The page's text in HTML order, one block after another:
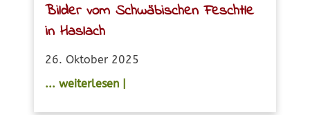
Bilder vom Schwäbischen Feschtle
in Haslach
26. Oktober 2025
... weiterlesen |